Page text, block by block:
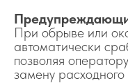
При обрыве или
автоматически
позволяя
замену